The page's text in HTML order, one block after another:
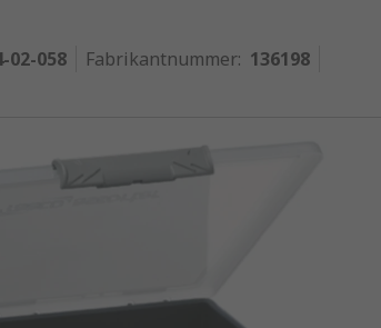
02-058 Fabrikantnummer: 136198